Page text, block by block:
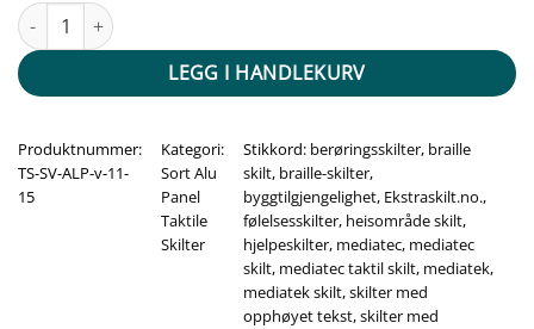
Taktile skilter - Mediatec - Sort Alu Panel antall
LEGG I HANDLEKURV
Produktnummer:
TS-SV-ALP-v-11-
15
Kategori:
Sort Alu
Panel
Taktile
Skilter
Stikkord: berøringsskilter, braille
skilt, braille-skilter,
byggtilgjengelighet, Ekstraskilt.no.,
følelsesskilter, heisområde skilt,
hjelpeskilter, mediatec, mediatec
skilt, mediatec taktil skilt, mediatek,
mediatek skilt,skilter med
opphøyet tekst,skilter med